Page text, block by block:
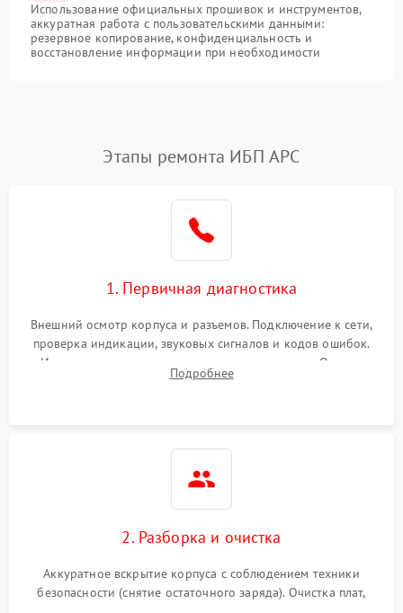
Использование официальных прошивок и инструментов,
аккуратная работа с пользовательскими данными:
резервное копирование, конфиденциальность и
восстановление информации при необходимости
Этапы ремонта ИБП APC
1. Первичная диагностика
Внешний осмотр корпуса и разъемов. Подключение к сети,
проверка индикации, звуковых сигналов и кодов ошибок.
Измерение входного и выходного напряжения. Оценка
реакции ИБП на отключение основного питания без
Подробнее
2. Разборка и очистка
Аккуратное вскрытие корпуса с соблюдением техники
безопасности (снятие остаточного заряда). Очистка плат,